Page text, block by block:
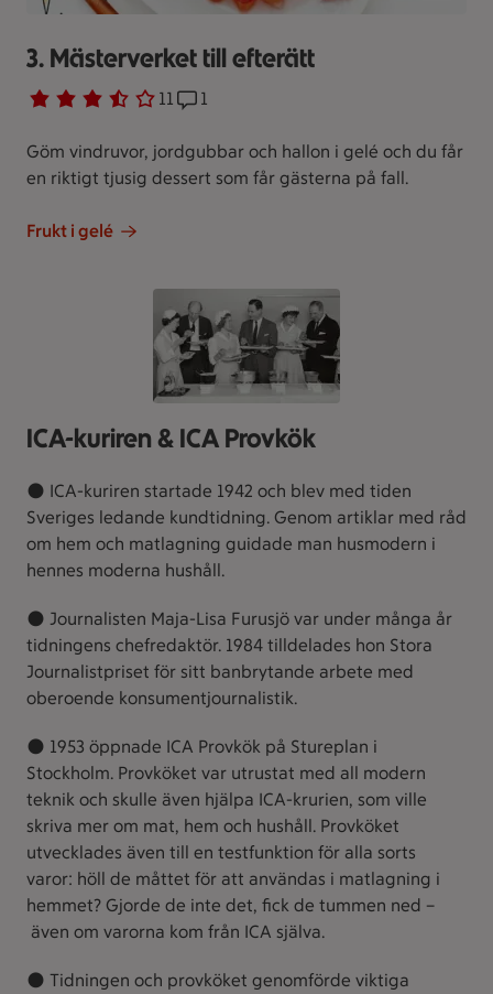
3. Mästerverket till efterätt
Betyg 3.7 av 5. 11
11 personer har röstatReceptet har 1 kommentarer
1
Göm vindruvor, jordgubbar och hallon i gelé och du får
en riktigt tjusig dessert som får gästerna på fall.
Frukt i gelé
ICA-kuriren & ICA Provkök
● ICA-kuriren startade 1942 och blev med tiden
Sveriges ledande kundtidning. Genom artiklar med råd
om hem och matlagning guidade man husmodern i
hennes moderna hushåll.
● Journalisten Maja-Lisa Furusjö var under många år
tidningens chefredaktör. 1984 tilldelades hon Stora
Journalistpriset för sitt banbrytande arbete med
oberoende konsumentjournalistik.
● 1953 öppnade ICA Provkök på Stureplan i
Stockholm. Provköket var utrustat med all modern
teknik och skulle även hjälpa ICA-krurien, som ville
skriva mer om mat, hem och hushåll. Provköket
utvecklades även till en testfunktion för alla sorts
varor: höll de måttet för att användas i matlagning i
hemmet? Gjorde de inte det, fick de tummen ned –
även om varorna kom från ICA själva.
● Tidningen och provköket genomförde viktiga